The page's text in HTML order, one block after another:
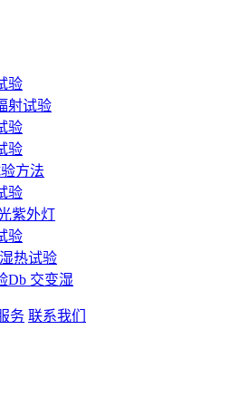
验
射试验
验
验
方法
验
紫外灯
验
热试验
Db 交变湿
务 联系我们